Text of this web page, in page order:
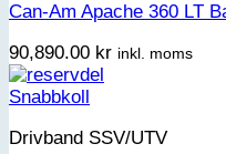
Can-Am Apache 360 LT
90,890.00 kr inkl. moms
Snabbkoll
Drivband SSV/UTV